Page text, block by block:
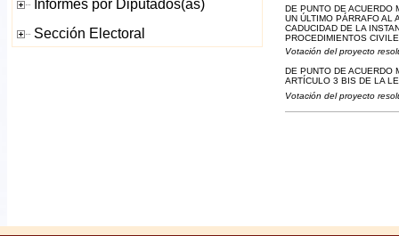
DE PUNTO DE ACUERDO
UN ÚLTIMO PÁRRAFO AL
CADUCIDAD DE LA
PROCEDIMIENTOS
Votación del proyecto
DE PUNTO DE ACUERDO
ARTÍCULO 3 BIS DE LA
Votación del proyecto